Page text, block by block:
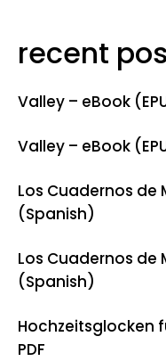
recent
Valley – eBook
Valley – eBook
Los Cuadernos de
(Spanish)
Los Cuadernos de
(Spanish)
Hochzeitsglocken
PDF